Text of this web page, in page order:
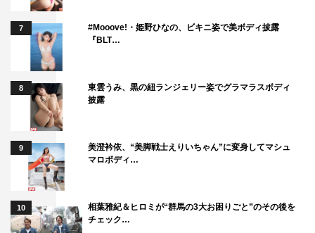
7
#Mooove!・姫野ひなの、ビキニ姿で美ボディ披露
『BLT…
8
東雲うみ、黒の紐ランジェリー姿でグラマラスボディ
披露
9
美澄衿依、“美脚戦士えりいちゃん”に変身してマシュ
マロボディ…
10
相葉雅紀＆ヒロミが“群馬の3大お困りごと”のその後を
チェック…